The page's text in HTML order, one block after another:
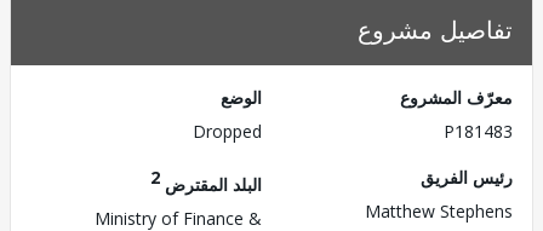
مشروع
المشروع
Dropped
الفريق
Matthew
البلد المقترض
Ministry of Finance &